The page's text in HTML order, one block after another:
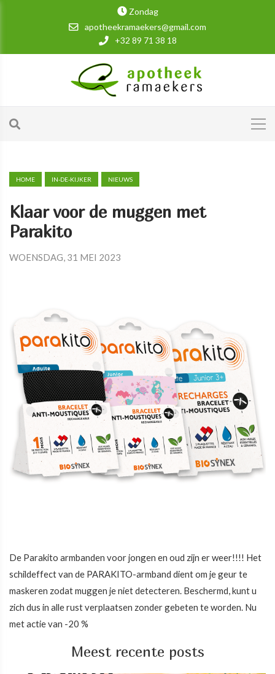
Zondag
apotheekramaekers@gmail.com
+32 89 71 38 18
HOME IN-DE-KIJKER NIEUWS
Klaar voor de muggen met
Parakito
WOENSDAG, 31 MEI 2023
De Parakito armbanden voor jongen en oud zijn er weer!!!! Het
schildeffect van de PARAKITO-armband dient om je geur te
maskeren zodat muggen je niet detecteren. Beschermd, kunt u
zich dus in alle rust verplaatsen zonder gebeten te worden. Nu
met actie van -20 %
Meest recente posts